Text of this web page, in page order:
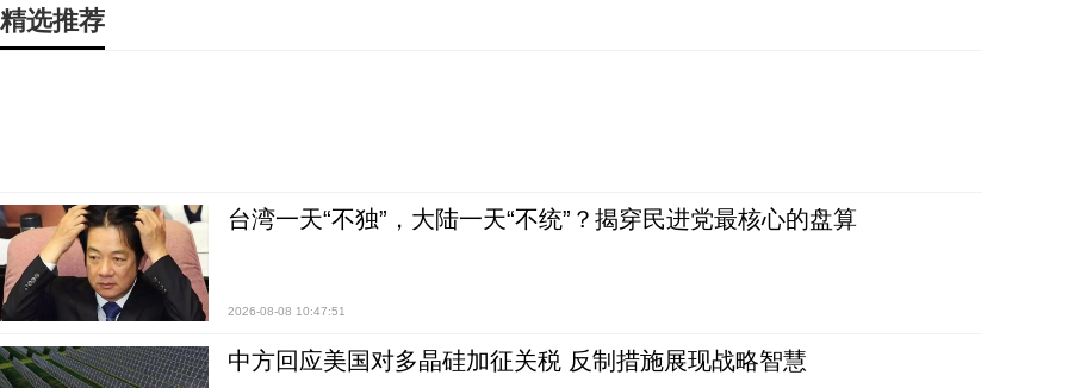
精选推荐
台湾一天“不独”，大陆一天“不统”？揭穿民进党最核心的盘算
2026-08-08 10:47:51
中方回应美国对多晶硅加征关税 反制措施展现战略智慧